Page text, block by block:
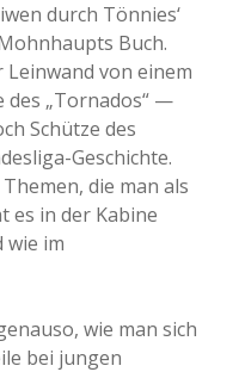
durch Tönnies‘
Buch.
Leinwand von einem
„Tornados“ —
Schütze des
Geschichte.
die man als
es in der Kabine
wie im
wie man sich
bei jungen